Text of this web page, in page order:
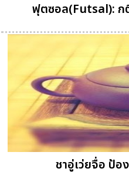
ฟุตซอล(Futsal): ก
ชาอู่เว่ยจื่อ ป้อ